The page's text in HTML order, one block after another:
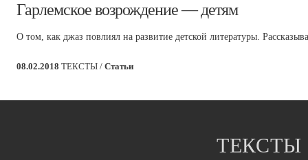
​Гарлемское возрождение — детям
О том, как джаз повлиял на развитие детской литературы.
08.02.2018 ТЕКСТЫ / Статьи
ТЕКСТЫ